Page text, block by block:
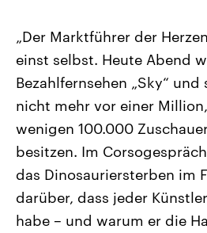
Landtagswahl Sachsen-Anhalt
Alle Informationen
Sachsen-Anhalt wählt am 6.
September 2026 einen neuen
Landtag. Seit 2021 wird das
Bundesland von einer Koalition aus
CDU, SPD und FDP regiert.-
Umfragen, Prognosen,
Wahlprogramme, aktuelle Berichte
„Der Marktführer der
einst selbst. Heute Abend
Bezahlfernsehen „Sky“
nicht mehr vor einer
wenigen 100.000
besitzen. Im
das Dinosauriersterben im
darüber, dass jeder
habe – und warum er die